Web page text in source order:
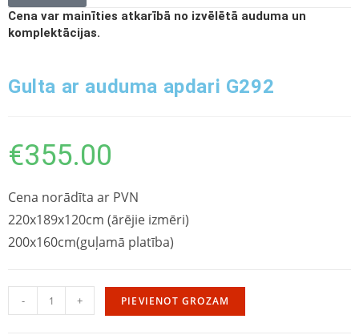
Cena var mainīties atkarībā no izvēlētā auduma un
komplektācijas.
Gulta ar auduma apdari G292
€355.00
Cena norādīta ar PVN
220x189x120cm (ārējie izmēri)
200x160cm(guļamā platība)
- + PIEVIENOT GROZAM